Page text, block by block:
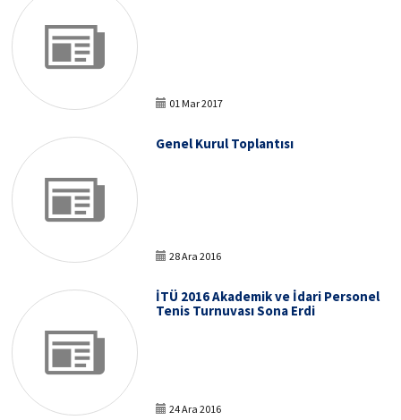
01 Mar 2017
Genel Kurul Toplantısı
28 Ara 2016
İTÜ 2016 Akademik ve İdari Personel
Tenis Turnuvası Sona Erdi
24 Ara 2016